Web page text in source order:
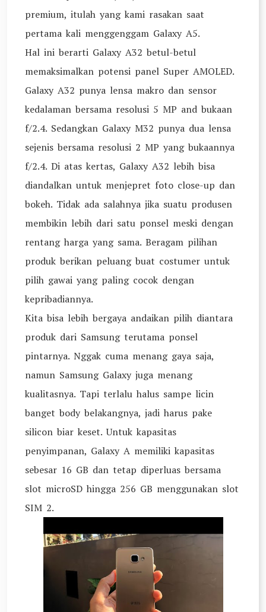
premium, itulah yang kami rasakan saat
pertama kali menggenggam Galaxy A5.
Hal ini berarti Galaxy A32 betul-betul
memaksimalkan potensi panel Super AMOLED.
Galaxy A32 punya lensa makro dan sensor
kedalaman bersama resolusi 5 MP and bukaan
f/2.4. Sedangkan Galaxy M32 punya dua lensa
sejenis bersama resolusi 2 MP yang bukaannya
f/2.4. Di atas kertas, Galaxy A32 lebih bisa
diandalkan untuk menjepret foto close-up dan
bokeh. Tidak ada salahnya jika suatu produsen
membikin lebih dari satu ponsel meski dengan
rentang harga yang sama. Beragam pilihan
produk berikan peluang buat costumer untuk
pilih gawai yang paling cocok dengan
kepribadiannya.
Kita bisa lebih bergaya andaikan pilih diantara
produk dari Samsung terutama ponsel
pintarnya. Nggak cuma menang gaya saja,
namun Samsung Galaxy juga menang
kualitasnya. Tapi terlalu halus sampe licin
banget body belakangnya, jadi harus pake
silicon biar keset. Untuk kapasitas
penyimpanan, Galaxy A memiliki kapasitas
sebesar 16 GB dan tetap diperluas bersama
slot microSD hingga 256 GB menggunakan slot
SIM 2.